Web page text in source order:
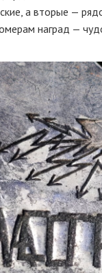
а вторые —
наград —